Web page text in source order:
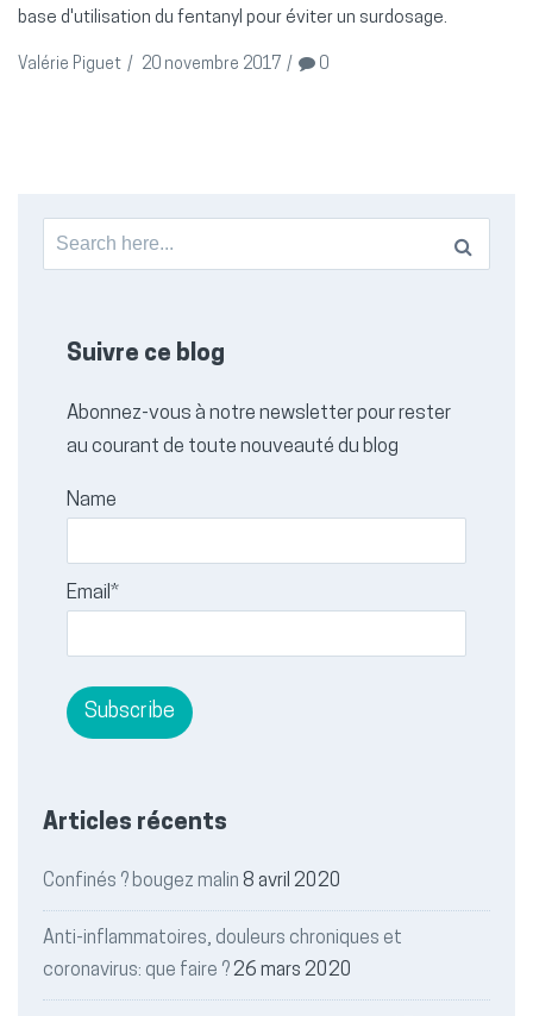
base d'utilisation du fentanyl pour éviter un surdosage.
Valérie Piguet / 20 novembre 2017 / 0
Search
for:
Suivre ce blog
Abonnez-vous à notre newsletter pour rester
au courant de toute nouveauté du blog
Name
Email*
Articles récents
Confinés ? bougez malin 8 avril 2020
Anti-inflammatoires, douleurs chroniques et
coronavirus: que faire ?26 mars 2020